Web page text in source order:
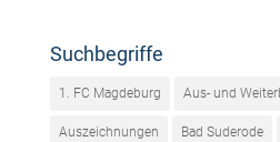
Suchbegriffe
1. FC Magdeburg Aus- und
Auszeichnungen Bad Suderode